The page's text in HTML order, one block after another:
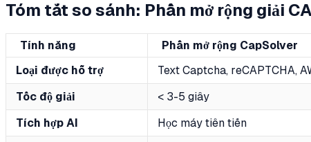
Tóm tắt so sánh: Phần mở rộng giải
Tính năng Phần mở rộng CapSolver
Loại được hỗ trợ
Text Captcha, reCAPTCHA,
Tốc độ giải
< 3-5 giây
Tích hợp AI
Học máy tiên tiến